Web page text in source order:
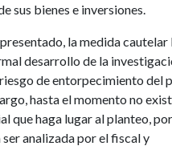
sus bienes e inversiones.
la medida cautelar
desarrollo de la
de entorpecimiento del
hasta el momento no
que haga lugar al planteo,
analizada por el fiscal y